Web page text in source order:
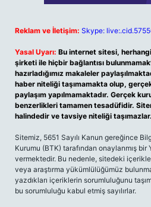
Reklam ve İletişim: Skype:
Yasal Uyarı: Bu internet sitesi,
şirketi ile hiçbir bağlantısı
hazırladığımız makaleler
haber niteliği taşımamakta olup,
paylaşım yapılmamaktadır. Gerçek
benzerlikleri tamamen tesadüfidir.
halindedir ve tavsiye niteliği taşımazlar.
Sitemiz, 5651 Sayılı Kanun gereğince
Kurumu (BTK) tarafından onaylanmış bir
vermektedir. Bu nedenle, sitedeki
veya araştırma yükümlülüğümüz
yazdıkları içeriklerin sorumluluğunu
bu sorumluluğu kabul etmiş sayılırlar.